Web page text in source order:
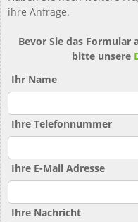
ihre Anfrage.
Bevor Sie das Formular
bitte unsere
Ihr Name
Ihre Telefonnummer
Ihre E-Mail Adresse
Ihre Nachricht